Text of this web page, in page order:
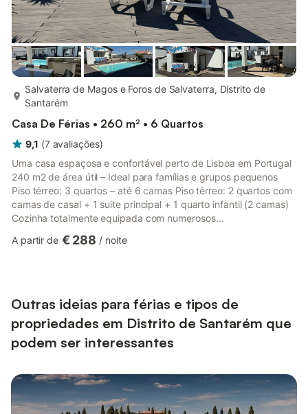
mais...
Salvaterra de Magos e Foros de Salvaterra, Distrito de
Santarém
Casa De Férias • 260 m² • 6 Quartos
9,1 (7 avaliações)
Uma casa espaçosa e confortável perto de Lisboa em Portugal
240 m2 de área útil – Ideal para famílias e grupos pequenos
Piso térreo: 3 quartos – até 6 camas Piso térreo: 2 quartos com
camas de casal + 1 suite principal + 1 quarto infantil (2 camas)
Cozinha totalmente equipada com numerosos
complementos (rolo de massa, recipientes, micro-ondas, forno,
ar condic...
A partir de € 288 / noite
Outras ideias para férias e tipos de
propriedades em Distrito de Santarém que
podem ser interessantes